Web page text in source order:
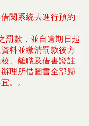
閱系統去進行預約
罰款，並自逾期日起
料並繳清罰款後方
、離職及借書證註
理所借圖書全部歸
。。